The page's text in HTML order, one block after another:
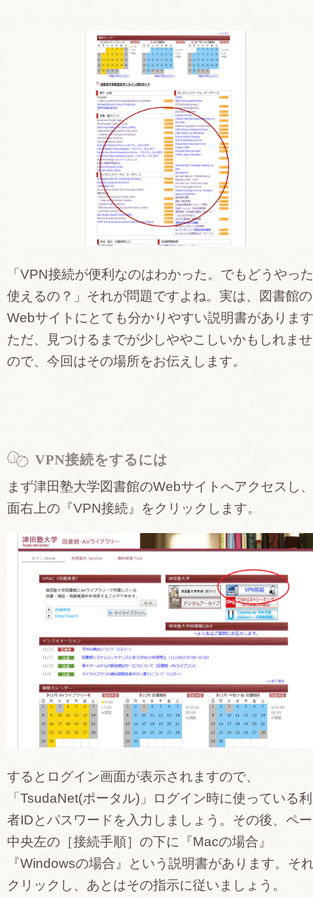
「VPN接続が便利なのはわかった。でもどうやっ
使えるの？」それが問題ですよね。実は、図書館の
Webサイトにとても分かりやすい説明書がありま
ただ、見つけるまでが少しややこしいかもしれま
ので、今回はその場所をお伝えします。
VPN接続をするには
まず津田塾大学図書館のWebサイトへアクセスし
面右上の『VPN接続』をクリックします。
するとログイン画面が表示されますので、
「TsudaNet(ポータル)」ログイン時に使っている
者IDとパスワードを入力しましょう。その後、ペ
中央左の［接続手順］の下に『Macの場合』
『Windowsの場合』という説明書があります。そ
クリックし、あとはその指示に従いましょう。